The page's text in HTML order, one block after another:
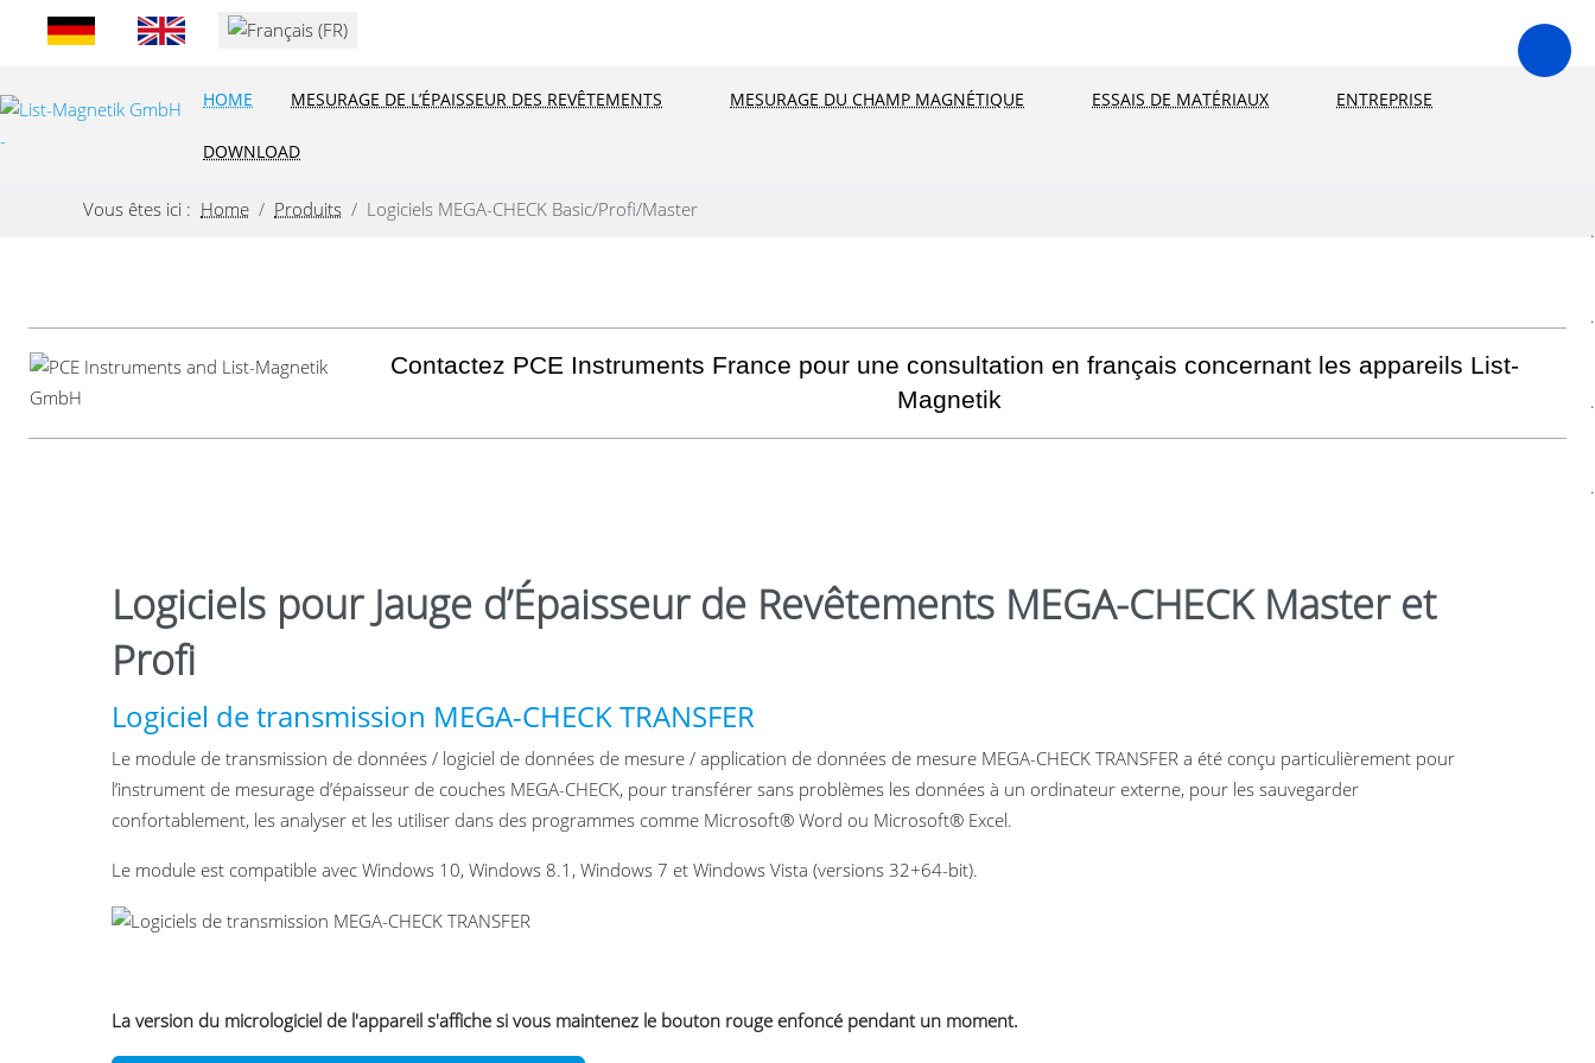
Sélectionnez votre langue
.
.
.
.
HOME MESURAGE DE L’ÉPAISSEUR DES REVÊTEMENTS MESURAGE DU CHAMP MAGNÉTIQUE ESSAIS DE MATÉRIAUX ENTREPRISE
DOWNLOAD
Vous êtes ici : Home Produits Logiciels MEGA-CHECK Basic/Profi/Master
Contactez PCE Instruments France pour une consultation en français concernant les appareils List-
Magnetik
Logiciels pour Jauge d’Épaisseur de Revêtements MEGA-CHECK Master et
Profi
Logiciel de transmission MEGA-CHECK TRANSFER
Le module de transmission de données / logiciel de données de mesure / application de données de mesure MEGA-CHECK TRANSFER a été conçu particulièrement pour
l’instrument de mesurage d’épaisseur de couches MEGA-CHECK, pour transférer sans problèmes les données à un ordinateur externe, pour les sauvegarder
confortablement, les analyser et les utiliser dans des programmes comme Microsoft® Word ou Microsoft® Excel.
Le module est compatible avec Windows 10, Windows 8.1, Windows 7 et Windows Vista (versions 32+64-bit).
La version du micrologiciel de l'appareil s'affiche si vous maintenez le bouton rouge enfoncé pendant un moment.